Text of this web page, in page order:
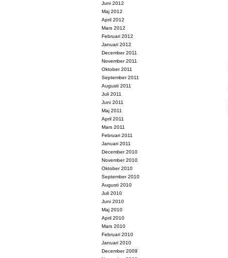
Juni 2012
Maj 2012
April 2012
Mars 2012
Februari 2012
Januari 2012
December 2011
November 2011
Oktober 2011
September 2011
Augusti 2011
Juli 2011
Juni 2011
Maj 2011
April 2011
Mars 2011
Februari 2011
Januari 2011
December 2010
November 2010
Oktober 2010
September 2010
Augusti 2010
Juli 2010
Juni 2010
Maj 2010
April 2010
Mars 2010
Februari 2010
Januari 2010
December 2009